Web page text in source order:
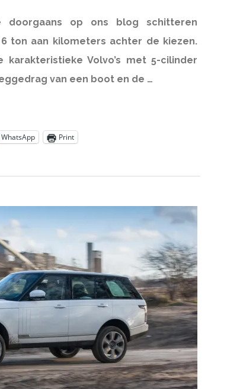
doorgaans op ons blog schitteren
ton aan kilometers achter de kiezen.
karakteristieke Volvo’s met 5-cilinder
van een boot en de …
WhatsApp Print